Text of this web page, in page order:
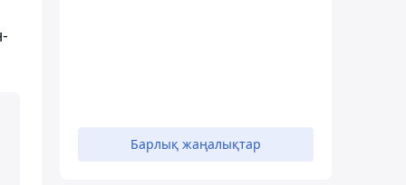
Барлық жаңалықтар